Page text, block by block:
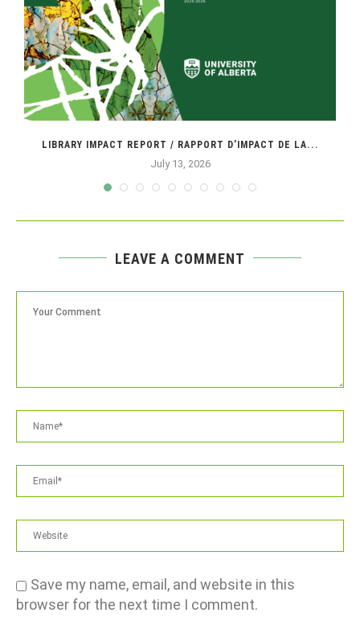
LIBRARY IMPACT REPORT / RAPPORT D’IMPACT DE LA...
July 13, 2026
LEAVE A COMMENT
Save my name, email, and website in this
browser for the next time I comment.